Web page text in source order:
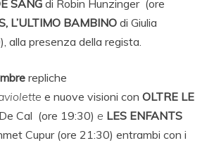
SANG di Robin Hunzinger (ore
L’ULTIMO BAMBINO di Giulia
alla presenza della regista.
repliche
e nuove visioni con OLTRE LE
Cal (ore 19:30) e LES ENFANTS
Cupur (ore 21:30) entrambi con i